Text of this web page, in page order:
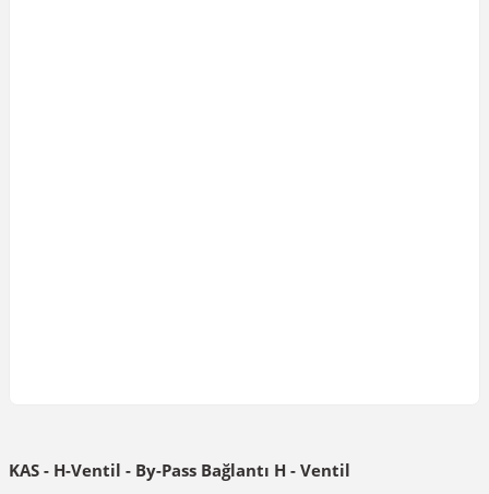
KAS - H-Ventil - By-Pass Bağlantı H - Ventil